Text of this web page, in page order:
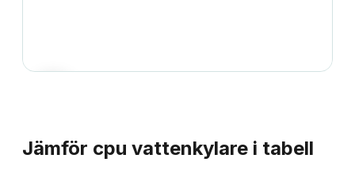
Jämför cpu vattenkylare i tabell